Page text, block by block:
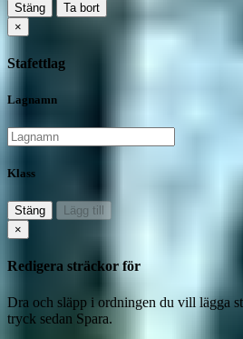
Stäng
Ta bort
×
Stafettlag
Lagnamn
Klass
Stäng
Lägg till
×
Redigera sträckor för
Dra och släpp i ordningen du vill lägga
tryck sedan Spara.